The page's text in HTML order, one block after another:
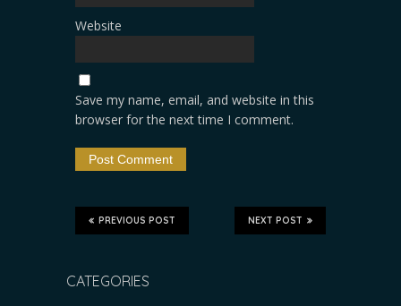
Website
Save my name, email, and website in this
browser for the next time I comment.
NEXT POST
PREVIOUS POST
CATEGORIES